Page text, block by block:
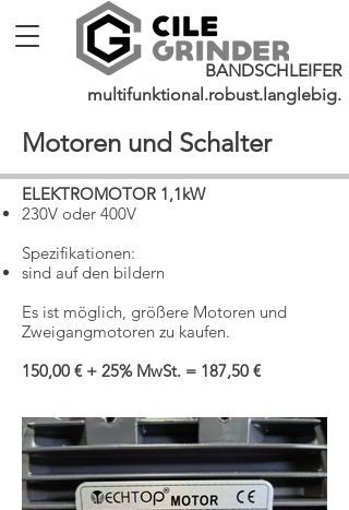
BANDSCHLEIFER
multifunktional.robust.langlebig.
Motoren und Schalter
ELEKTROMOTOR 1,1kW
230V oder 400V
Spezifikationen:
sind auf den bildern
Es ist möglich, größere Motoren und
Zweigangmotoren zu kaufen.
150,00 € + 25% MwSt. = 187,50 €